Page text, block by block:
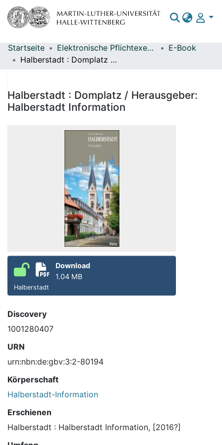
Bereiche & Sammlungen
Statistiken
Startseite Elektronische Pflichtexemplare
E-Book
Halberstadt : Domplatz / Herausgeber: Halberstadt Information
Halberstadt : Domplatz / Herausgeber:
Halberstadt Information
Download
1.04 MB
Halberstadt
Discovery
1001280407
URN
urn:nbn:de:gbv:3:2-80194
Körperschaft
Halberstadt-Information
Erschienen
Halberstadt : Halberstadt Information, [2016?]